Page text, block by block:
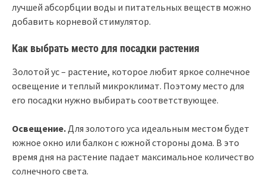
лучшей абсорбции воды и питательных веществ можно
добавить корневой стимулятор.
Как выбрать место для посадки растения
Золотой ус – растение, которое любит яркое солнечное
освещение и теплый микроклимат. Поэтому место для
его посадки нужно выбирать соответствующее.
Освещение.Для золотого уса идеальным местом будет
южное окно или балкон с южной стороны дома. В это
время дня на растение падает максимальное количество
солнечного света.